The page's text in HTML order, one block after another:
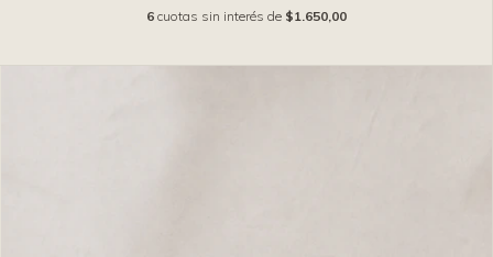
6 cuotas sin interés de $1.650,00